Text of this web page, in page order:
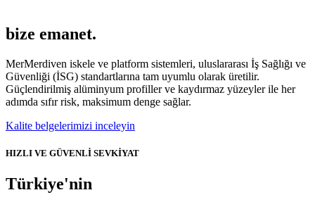
bize emanet.
MerMerdiven iskele ve platform sistemleri, uluslararası İş Sağlığı ve
Güvenliği (İSG) standartlarına tam uyumlu olarak üretilir.
Güçlendirilmiş alüminyum profiller ve kaydırmaz yüzeyler ile her
adımda sıfır risk, maksimum denge sağlar.
Kalite belgelerimizi inceleyin
HIZLI VE GÜVENLİ SEVKİYAT
Türkiye'nin